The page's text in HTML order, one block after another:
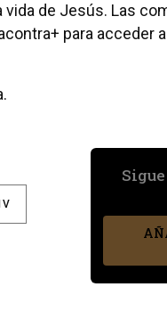
de Jesús. Las
para acceder